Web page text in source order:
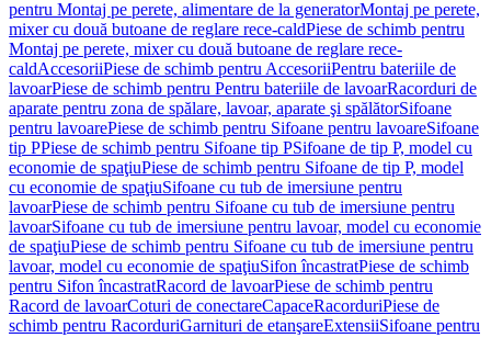
pentru Montaj pe perete, alimentare de la generatorMontaj pe perete,
mixer cu două butoane de reglare rece-caldPiese de schimb pentru
Montaj pe perete, mixer cu două butoane de reglare rece-
caldAccesoriiPiese de schimb pentru AccesoriiPentru bateriile de
lavoarPiese de schimb pentru Pentru bateriile de lavoarRacorduri de
aparate pentru zona de spălare, lavoar, aparate şi spălătorSifoane
pentru lavoarePiese de schimb pentru Sifoane pentru lavoareSifoane
tip PPiese de schimb pentru Sifoane tip PSifoane de tip P, model cu
economie de spaţiuPiese de schimb pentru Sifoane de tip P, model
cu economie de spaţiuSifoane cu tub de imersiune pentru
lavoarPiese de schimb pentru Sifoane cu tub de imersiune pentru
lavoarSifoane cu tub de imersiune pentru lavoar, model cu economie
de spaţiuPiese de schimb pentru Sifoane cu tub de imersiune pentru
lavoar, model cu economie de spaţiuSifon încastratPiese de schimb
pentru Sifon încastratRacord de lavoarPiese de schimb pentru
Racord de lavoarCoturi de conectareCapaceRacorduriPiese de
schimb pentru RacorduriGarnituri de etanşareExtensiiSifoane pentru